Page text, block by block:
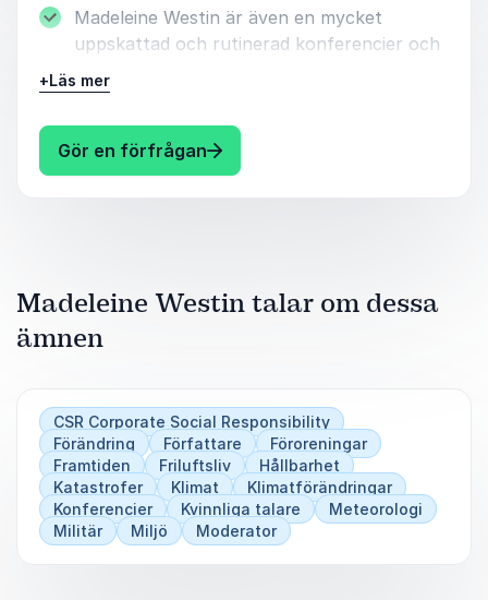
Madeleine Westin är även en mycket
uppskattad och rutinerad konferencier och
nästa evenemang!
+Läs mer
Gör en förfrågan: Madeleine Westin
Madeleine Westin talar om dessa
ämnen
CSR Corporate Social Responsibility
Förändring
Författare
Föroreningar
Framtiden
Friluftsliv
Hållbarhet
Katastrofer
Klimat
Klimatförändringar
Konferencier
Kvinnliga talare
Meteorologi
Militär
Miljö Moderator